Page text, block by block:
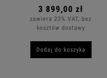
3 899,00 zł
zawiera 23% VAT, bez
kosztów dostawy
Dodaj do koszyka